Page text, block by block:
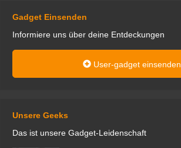
Gadget Einsenden
Informiere uns über deine Entdeckungen
User-gadget einsenden
Unsere Geeks
Das ist unsere Gadget-Leidenschaft